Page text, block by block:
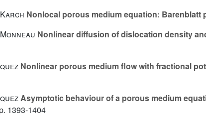
Nonlocal porous medium equation:
Nonlinear diffusion of dislocation density
Nonlinear porous medium flow with fractional
Asymptotic behaviour of a porous medium
1393-1404